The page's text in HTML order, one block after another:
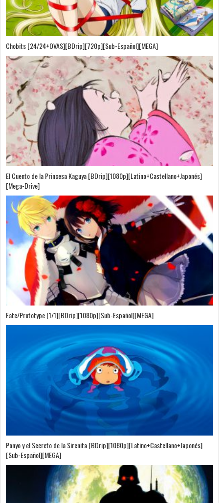
Chobits [24/24+OVAS][BDrip][720p][Sub-Español][MEGA]
El Cuento de la Princesa Kaguya [BDrip][1080p][Latino+Castellano+Japonés]
[Mega-Drive]
Fate/Prototype [1/1][BDrip][1080p][Sub-Español][MEGA]
Ponyo y el Secreto de la Sirenita [BDrip][1080p][Latino+Castellano+Japonés]
[Sub-Español][MEGA]